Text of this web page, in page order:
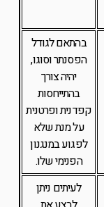
בהתאם לגודל
הפסנתר וסוגו,
יהיה צורך
בהתייחסות
קפדנית ופרטנית
על מנת שלא
לפגוע במנגנון
הפנימי שלו.
לעיתים ניתן